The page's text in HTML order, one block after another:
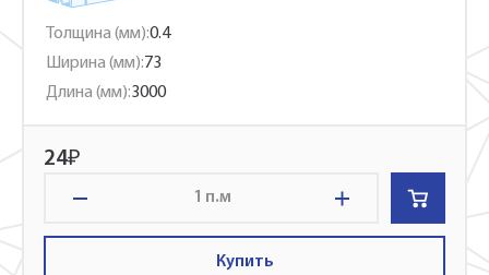
Толщина (мм):0.4
Ширина (мм):73
Длина (мм):3000
24₽
п.м
Купить